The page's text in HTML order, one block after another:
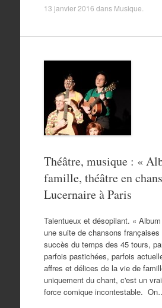
13 janvier 2016 dans Musique
Théâtre, musique : «
famille, théâtre en
Lucernaire à Paris
Talentueux et désopilant. «
une suite de chansons
succès du temps des 45 tours,
parfois pastichées, parfois
affres et délices de la vie de
uniquement du chant, c'est un
force comique incontestable.